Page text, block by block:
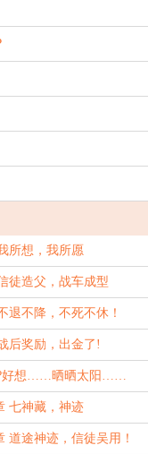
所想，我所愿
徒造父，战车成型
退不降，不死不休！
后奖励，出金了!
好想……晒晒太阳……
七神藏，神迹
道途神迹，信徒吴用！